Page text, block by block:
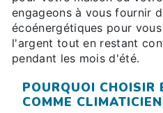
engageons à vous fournir
écoénergétiques pour
l'argent tout en restant
pendant les mois d'été.
POURQUOI CHOISIR
COMME